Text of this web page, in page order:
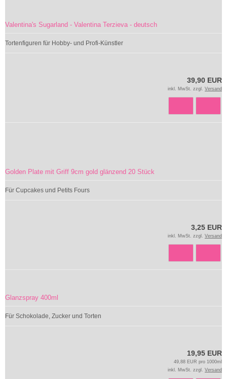
Valentina's Sugarland - Valentina Terzieva - deutsch
Tortenfiguren für Hobby- und Profi-Künstler
39,90 EUR
inkl. MwSt. zzgl. Versand
Golden Plate mit Griff 9cm gold glänzend 20 Stück
Für Cupcakes und Petits Fours
3,25 EUR
inkl. MwSt. zzgl. Versand
Glanzspray 400ml
Für Schokolade, Zucker und Torten
19,95 EUR
49,88 EUR pro 1000ml
inkl. MwSt. zzgl. Versand